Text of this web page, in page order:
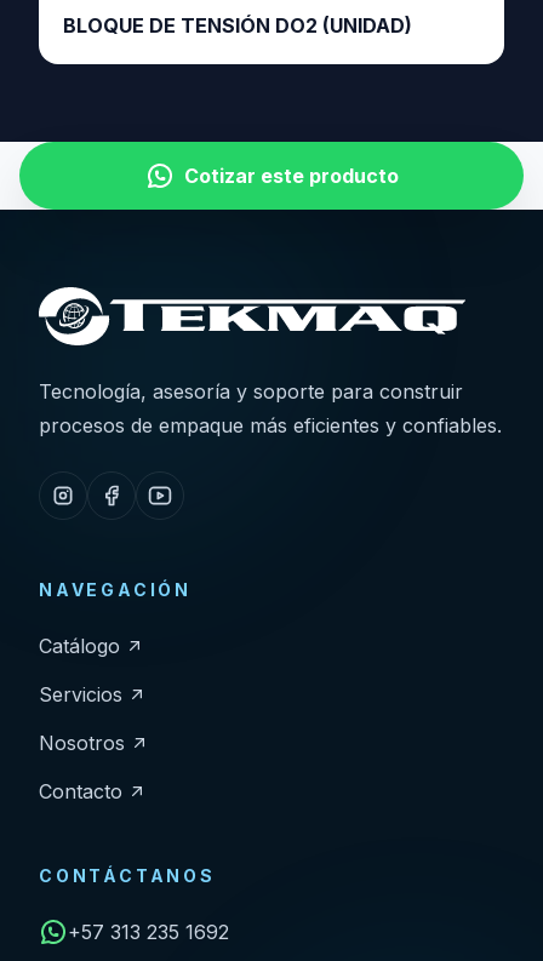
BLOQUE DE TENSIÓN DO2 (UNIDAD)
Cotizar este producto
Tecnología, asesoría y soporte para construir
procesos de empaque más eficientes y confiables.
NAVEGACIÓN
Catálogo
Servicios
Nosotros
Contacto
CONTÁCTANOS
+57 313 235 1692